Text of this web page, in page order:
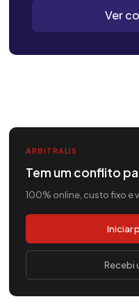
Ver
ARBITRALIS
Tem um conflito
100% online, custo fixo e
Iniciar
Recebi